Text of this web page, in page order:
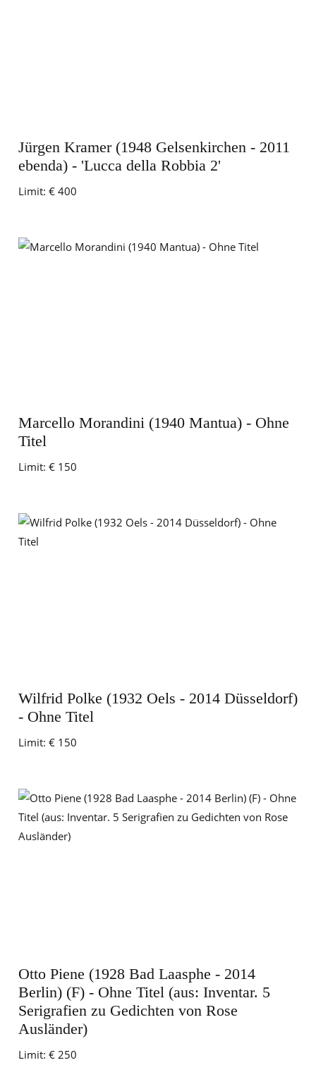
Jürgen Kramer (1948 Gelsenkirchen - 2011
ebenda) - 'Lucca della Robbia 2'
Limit: € 400
Marcello Morandini (1940 Mantua) - Ohne
Titel
Limit: € 150
Wilfrid Polke (1932 Oels - 2014 Düsseldorf)
- Ohne Titel
Limit: € 150
Otto Piene (1928 Bad Laasphe - 2014
Berlin) (F) - Ohne Titel (aus: Inventar. 5
Serigrafien zu Gedichten von Rose
Ausländer)
Limit: € 250